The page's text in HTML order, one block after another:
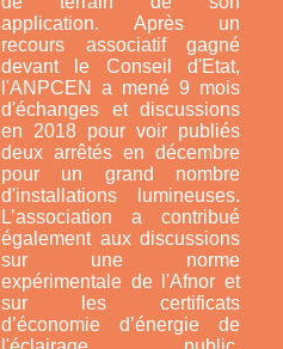
application. Après un
recours associatif gagné
devant le Conseil d'Etat,
l'ANPCEN a mené 9 mois
d'échanges et discussions
en 2018 pour voir publiés
deux arrêtés en décembre
pour un grand nombre
d'installations lumineuses.
L’association a contribué
également aux discussions
sur une norme
expérimentale de l'Afnor et
sur les certificats
d’économie d’énergie de